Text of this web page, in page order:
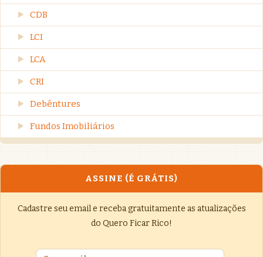
CDB
LCI
LCA
CRI
Debêntures
Fundos Imobiliários
ASSINE (É GRÁTIS)
Cadastre seu email e receba gratuitamente as atualizações
do Quero Ficar Rico!